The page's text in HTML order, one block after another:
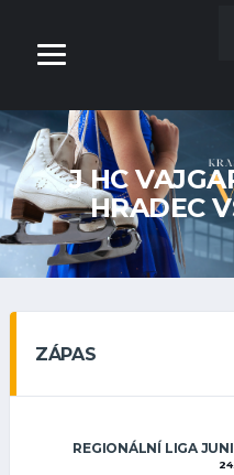
J HC
HRADEC
ZÁPAS
REGIONÁLNÍ LIGA